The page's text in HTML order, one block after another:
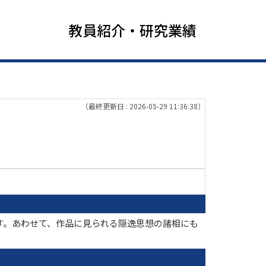
教員紹介・研究業績
（最終更新日 : 2026-05-29 11:36:38）
あわせて、作品に見られる隠逸思想の諸相にも